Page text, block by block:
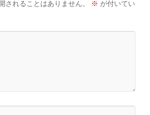
されることはありません。 ※ が付いてい